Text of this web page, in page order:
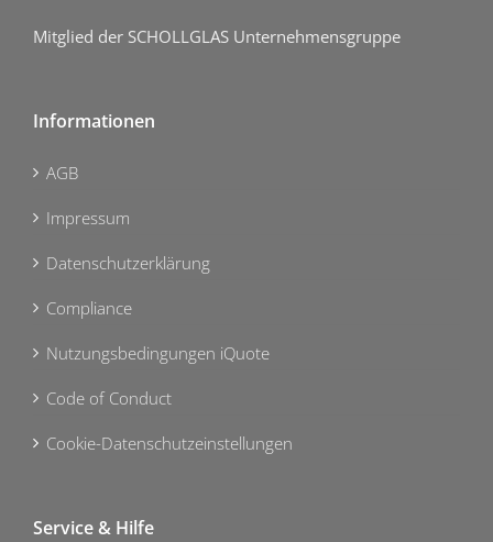
Mitglied der SCHOLLGLAS Unternehmensgruppe
Informationen
AGB
Impressum
Datenschutzerklärung
Compliance
Nutzungsbedingungen iQuote
Code of Conduct
Cookie-Datenschutzeinstellungen
Service & Hilfe